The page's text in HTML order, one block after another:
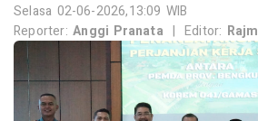
Selasa 02-06-2026,13:09 WIB
Reporter:Anggi Pranata | Editor: